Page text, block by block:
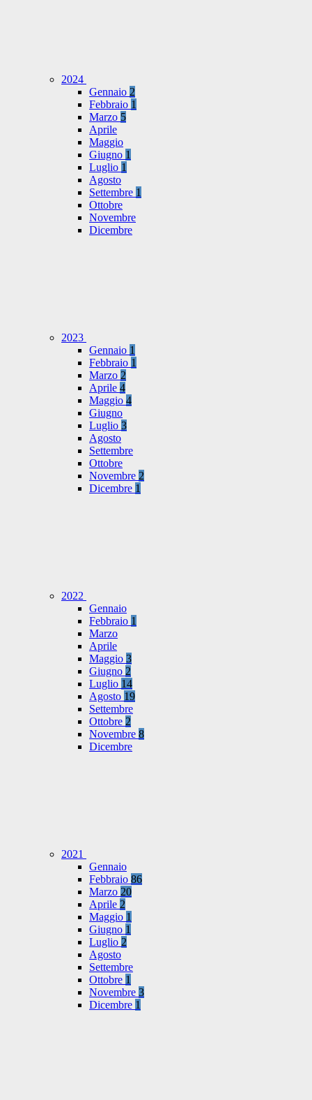
2024
Gennaio 2
Febbraio 1
Marzo 5
Aprile
Maggio
Giugno 1
Luglio 1
Agosto
Settembre 1
Ottobre
Novembre
Dicembre
2023
Gennaio 1
Febbraio 1
Marzo 2
Aprile 4
Maggio 4
Giugno
Luglio 3
Agosto
Settembre
Ottobre
Novembre 2
Dicembre 1
2022
Gennaio
Febbraio 1
Marzo
Aprile
Maggio 3
Giugno 2
Luglio 14
Agosto 19
Settembre
Ottobre 2
Novembre 8
Dicembre
2021
Gennaio
Febbraio 86
Marzo 20
Aprile 2
Maggio 1
Giugno 1
Luglio 2
Agosto
Settembre
Ottobre 1
Novembre 3
Dicembre 1